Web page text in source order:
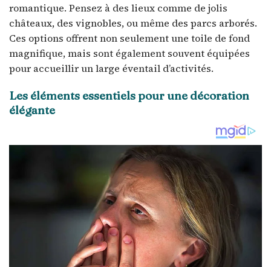
romantique. Pensez à des lieux comme de jolis
châteaux, des vignobles, ou même des parcs arborés.
Ces options offrent non seulement une toile de fond
magnifique, mais sont également souvent équipées
pour accueillir un large éventail d’activités.
Les éléments essentiels pour une décoration
élégante